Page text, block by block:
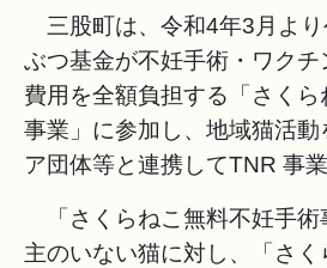
三股町は、令和4年3月より
ぶつ基金が不妊手術・ワク
費用を全額負担する「さく
事業」に参加し、地域猫活動
ア団体等と連携してTNR 事
「さくらねこ無料不妊手術
主のいない猫に対し、「さ